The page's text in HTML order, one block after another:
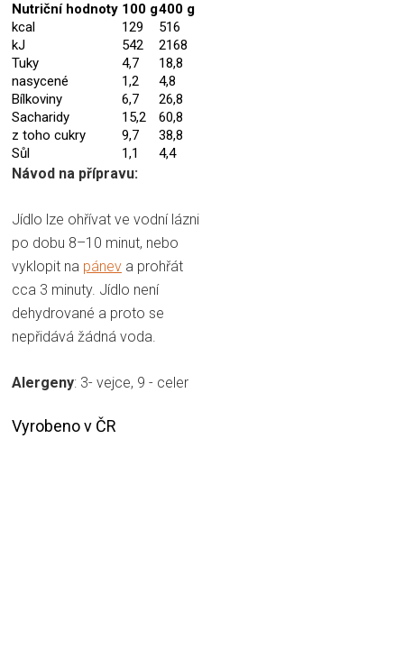
Nutriční hodnoty 100 g400 g
kcal
129
516
kJ
542
2168
Tuky
4,7
18,8
nasycené
1,2
4,8
Bílkoviny
6,7
26,8
Sacharidy
15,2
60,8
z toho cukry
9,7
38,8
Sůl
1,1 4,4
Návod na přípravu:
Jídlo lze ohřívat ve vodní lázni
po dobu 8–10 minut, nebo
vyklopit na pánev a prohřát
cca 3 minuty. Jídlo není
dehydrované a proto se
nepřidává žádná voda.
Alergeny: 3- vejce, 9 - celer
Vyrobeno v ČR